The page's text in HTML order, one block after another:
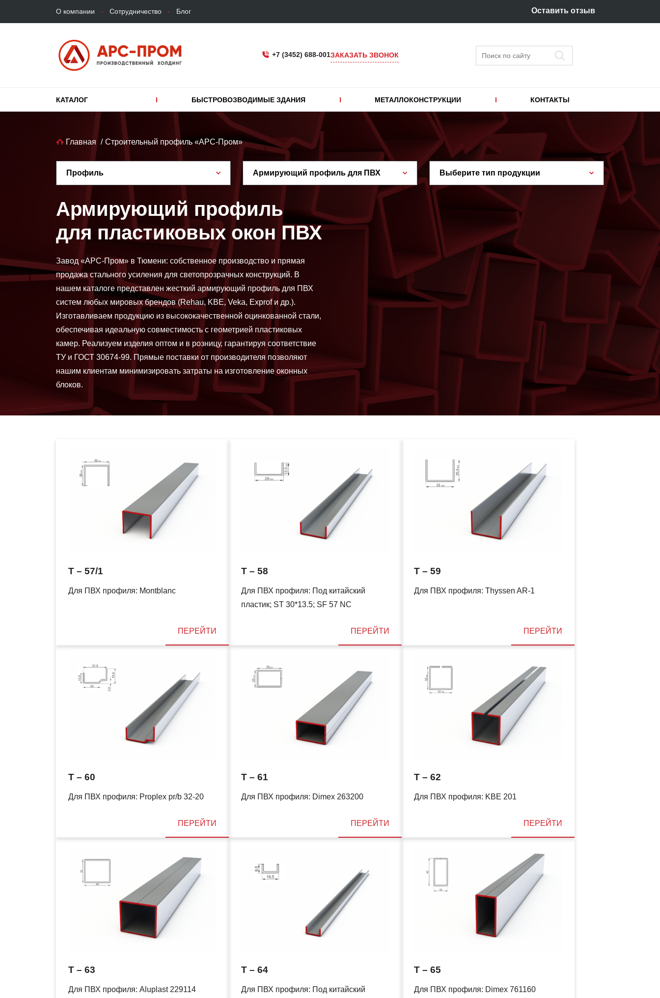
Верхнее
меню
О компании Сотрудничество Блог Оставить отзыв
+7 (3452) 688-001ЗАКАЗАТЬ ЗВОНОК Поиск
Основная
навигация
КАТАЛОГ БЫСТРОВОЗВОДИМЫЕ ЗДАНИЯ МЕТАЛЛОКОНСТРУКЦИИ КОНТАКТЫ
Строка
навигации
Главная Строительный профиль «АРС-Пром»
Профиль Армирующий профиль для ПВХ Выберите тип продукции
Армирующий профиль
для пластиковых окон ПВХ
Завод «АРС-Пром» в Тюмени: собственное производство и прямая
продажа стального усиления для светопрозрачных конструкций. В
нашем каталоге представлен жесткий армирующий профиль для ПВХ
систем любых мировых брендов (Rehau, KBE, Veka, Exprof и др.).
Изготавливаем продукцию из высококачественной оцинкованной стали,
обеспечивая идеальную совместимость с геометрией пластиковых
камер. Реализуем изделия оптом и в розницу, гарантируя соответствие
ТУ и ГОСТ 30674-99. Прямые поставки от производителя позволяют
нашим клиентам минимизировать затраты на изготовление оконных
блоков.
T – 57/1
Для ПВХ профиля: Montblanc
ПЕРЕЙТИ
T – 58
Для ПВХ профиля: Под китайский
пластик; ST 30*13.5; SF 57 NC
ПЕРЕЙТИ
T – 59
Для ПВХ профиля: Thyssen AR-1
ПЕРЕЙТИ
T – 60
Для ПВХ профиля: Proplex pr/b 32-20
ПЕРЕЙТИ
T – 61
Для ПВХ профиля: Dimex 263200
ПЕРЕЙТИ
T – 62
Для ПВХ профиля: KBE 201
ПЕРЕЙТИ
T – 63
Для ПВХ профиля: Aluplast 229114
T – 64
Для ПВХ профиля: Под китайский
T – 65
Для ПВХ профиля: Dimex 761160